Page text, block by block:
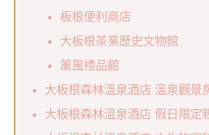
板根便利商店
大板根茶業歷史文物館
薰風禮品館
大板根森林溫泉酒店 溫泉觀景
大板根森林溫泉酒店 假日限定